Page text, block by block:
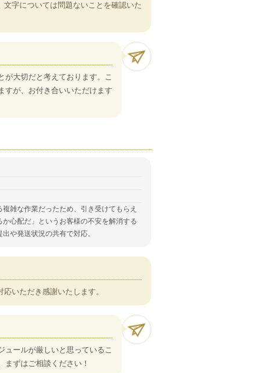
字については問題ないことを確認いた
が大切だと考えております。こ
すが、お付き合いいただけます
複雑な作業だったため、引き受けてもらえ
心配だ」というお客様の不安を解消する
や発送状況の共有で対応。
いただき感謝いたします。
ュールが厳しいと思っているこ
まずはご相談ください！